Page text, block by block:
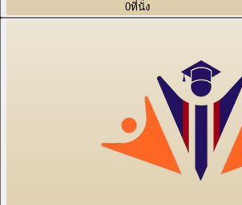
0ที่นั่ง